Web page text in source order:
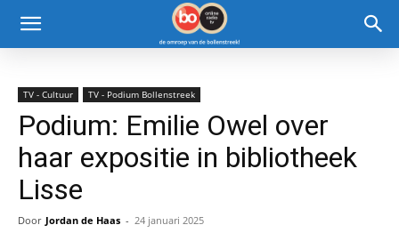
TV - Cultuur TV - Podium Bollenstreek
Podium: Emilie Owel over
haar expositie in bibliotheek
Lisse
Door Jordan de Haas - 24 januari 2025